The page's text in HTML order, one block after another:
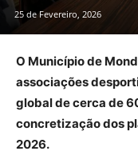
25 de Fevereiro, 2026
O Município de
associações
global de cerca de
concretização dos
2026.